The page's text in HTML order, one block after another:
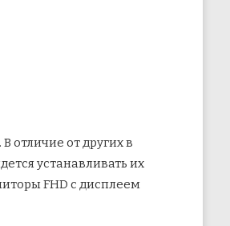
отличие от других в
устанавливать их
FHD с дисплеем